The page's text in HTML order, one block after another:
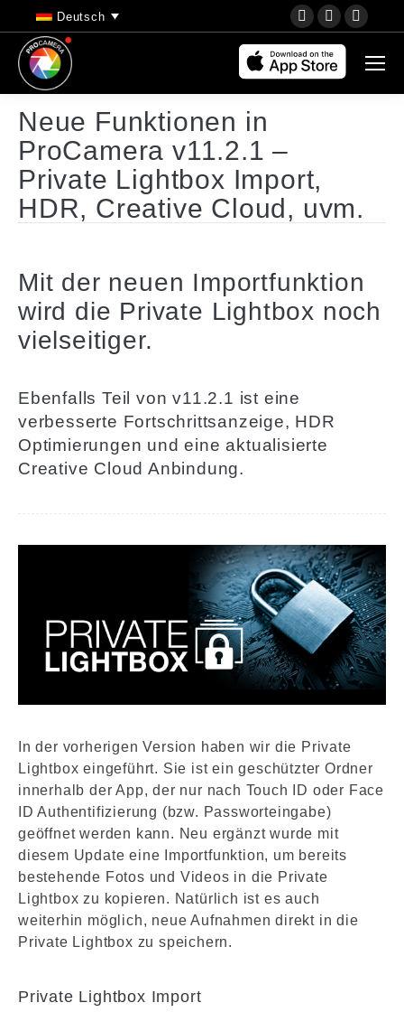
Deutsch
YouTube
opens
Instagram
opensopens
Neue Funktionen in
ProCamera v11.2.1 –
Private Lightbox Import,
HDR, Creative Cloud, uvm.
Mit der neuen Importfunktion
wird die Private Lightbox noch
vielseitiger.
Ebenfalls Teil von v11.2.1 ist eine
verbesserte Fortschrittsanzeige, HDR
Optimierungen und eine aktualisierte
Creative Cloud Anbindung.
In der vorherigen Version haben wir die Private
Lightbox eingeführt. Sie ist ein geschützter Ordner
innerhalb der App, der nur nach Touch ID oder Face
ID Authentifizierung (bzw. Passworteingabe)
geöffnet werden kann. Neu ergänzt wurde mit
diesem Update eine Importfunktion, um bereits
bestehende Fotos und Videos in die Private
Lightbox zu kopieren. Natürlich ist es auch
weiterhin möglich, neue Aufnahmen direkt in die
Private Lightbox zu speichern.
Private Lightbox Import